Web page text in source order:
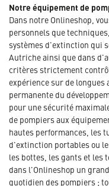
Notre équipement de
Dans notre Onlineshop,
personnels que
systèmes d'extinction qui
Autriche ainsi que dans
critères strictement
expérience sur de
permanente du
pour une sécurité
de pompiers aux
hautes performances, les
d'extinction portables ou
les bottes, les gants et les
dans l'Onlineshop un
quotidien des pompiers ;